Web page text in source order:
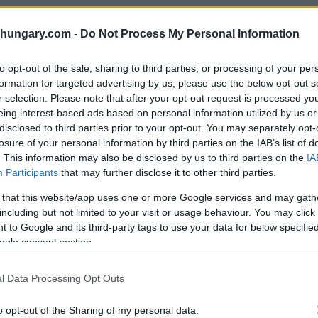
- Do Not Process My Personal Information
opt-out of the sale, sharing to third parties, or processing of your
for targeted advertising by us, please use the below opt-out
selection. Please note that after your opt-out request is processed
interest-based ads based on personal information utilized by us
to third parties prior to your opt-out. You may separately
of your personal information by third parties on the IAB’s list of
This information may also be disclosed by us to third parties on the
Participants that may further disclose it to other third parties.
that this website/app uses one or more Google services and may
but not limited to your visit or usage behaviour. You may
to Google and its third-party tags to use your data for below
consent section.
Data Processing Opt Outs
opt-out of the Sharing of my personal data.
a seconda della posizione, delle dimensioni e
Distretto V (centro città), il Distretto VI e il
il Distretto VIII, IX o XI, dove i prezzi sono